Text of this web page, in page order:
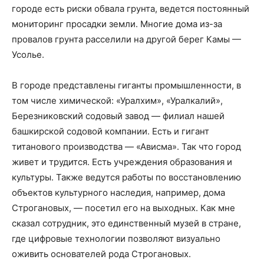
городе есть риски обвала грунта, ведется постоянный
мониторинг просадки земли. Многие дома из-за
провалов грунта расселили на другой берег Камы —
Усолье.
В городе представлены гиганты промышленности, в
том числе химической: «Уралхим», «Уралкалий»,
Березниковский содовый завод — филиал нашей
башкирской содовой компании. Есть и гигант
титанового производства — «Ависма». Так что город
живет и трудится. Есть учреждения образования и
культуры. Также ведутся работы по восстановлению
объектов культурного наследия, например, дома
Строгановых, — посетил его на выходных. Как мне
сказал сотрудник, это единственный музей в стране,
где цифровые технологии позволяют визуально
оживить основателей рода Строгановых.